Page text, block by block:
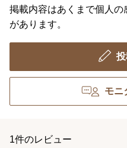
掲載内容はあくまで個人
があります。
モニ
1件のレビュー